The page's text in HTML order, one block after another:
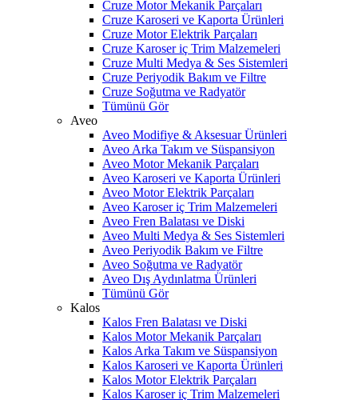
Cruze Motor Mekanik Parçaları
Cruze Karoseri ve Kaporta Ürünleri
Cruze Motor Elektrik Parçaları
Cruze Karoser iç Trim Malzemeleri
Cruze Multi Medya & Ses Sistemleri
Cruze Periyodik Bakım ve Filtre
Cruze Soğutma ve Radyatör
Tümünü Gör
Aveo
Aveo Modifiye & Aksesuar Ürünleri
Aveo Arka Takım ve Süspansiyon
Aveo Motor Mekanik Parçaları
Aveo Karoseri ve Kaporta Ürünleri
Aveo Motor Elektrik Parçaları
Aveo Karoser iç Trim Malzemeleri
Aveo Fren Balatası ve Diski
Aveo Multi Medya & Ses Sistemleri
Aveo Periyodik Bakım ve Filtre
Aveo Soğutma ve Radyatör
Aveo Dış Aydınlatma Ürünleri
Tümünü Gör
Kalos
Kalos Fren Balatası ve Diski
Kalos Motor Mekanik Parçaları
Kalos Arka Takım ve Süspansiyon
Kalos Karoseri ve Kaporta Ürünleri
Kalos Motor Elektrik Parçaları
Kalos Karoser iç Trim Malzemeleri